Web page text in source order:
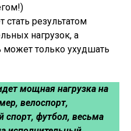
результатом
нагрузок, а
может только ухудшать
мощная нагрузка на
велоспорт,
спорт, футбол, весьма